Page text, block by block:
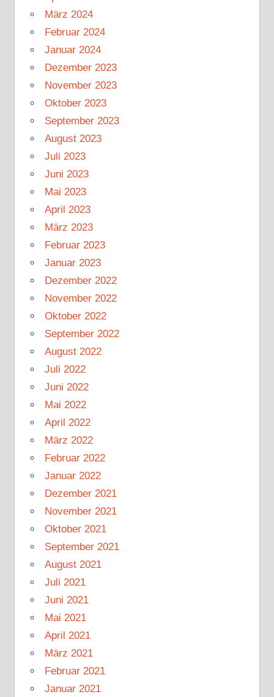
März 2024
Februar 2024
Januar 2024
Dezember 2023
November 2023
Oktober 2023
September 2023
August 2023
Juli 2023
Juni 2023
Mai 2023
April 2023
März 2023
Februar 2023
Januar 2023
Dezember 2022
November 2022
Oktober 2022
September 2022
August 2022
Juli 2022
Juni 2022
Mai 2022
April 2022
März 2022
Februar 2022
Januar 2022
Dezember 2021
November 2021
Oktober 2021
September 2021
August 2021
Juli 2021
Juni 2021
Mai 2021
April 2021
März 2021
Februar 2021
Januar 2021